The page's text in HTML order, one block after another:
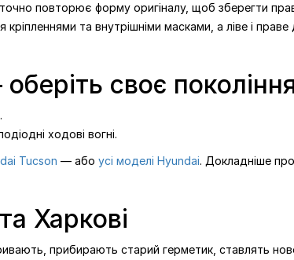
повторює форму оригіналу, щоб зберегти
та внутрішніми масками, а ліве і праве
своє
ходові вогні.
Tucson — або усі моделі Hyundai. Докладніше
Харкові
прибирають старий герметик, ставлять